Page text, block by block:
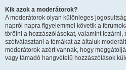
Kik azok a moderátorok?
A moderátorok olyan különleges
napról napra figyelemmel követik a
törölni a hozzászólásokat, valamint lezárni,
szétválasztani a témákat az általuk
moderátorok azért vannak, hogy
vagy támadó hangvételű hozzászólások